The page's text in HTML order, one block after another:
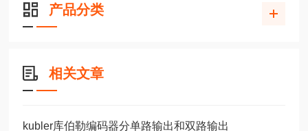
产品分类
相关文章
kubler库伯勒编码器分单路输出和双路输出